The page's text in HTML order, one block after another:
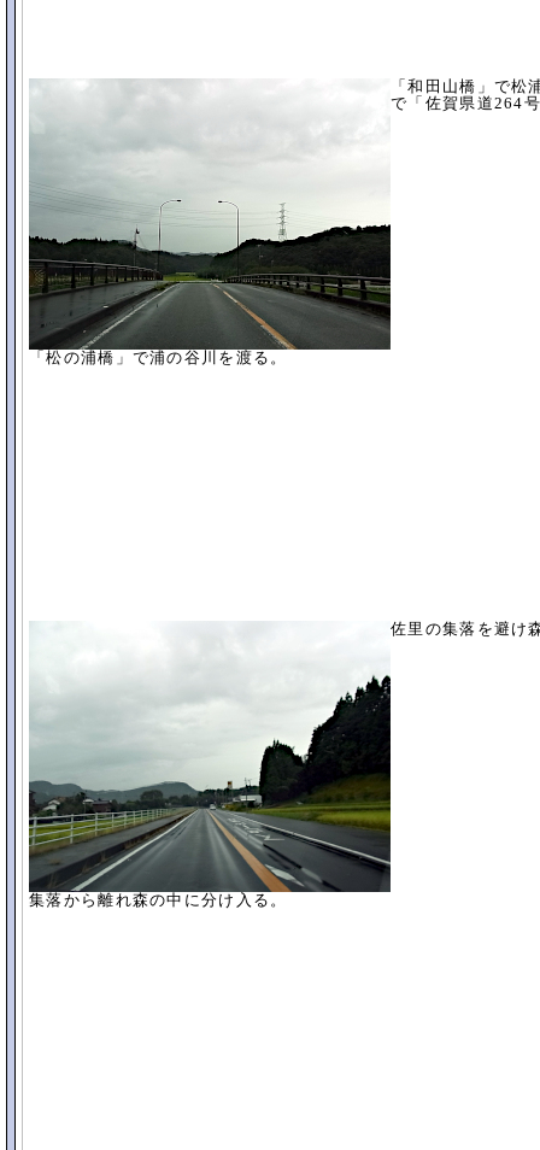
「和田山橋」で
で「 佐賀県道264
「松の浦橋」で浦の谷川を渡る。
佐里の集落を避け
集落から離れ森の中に分け入る。